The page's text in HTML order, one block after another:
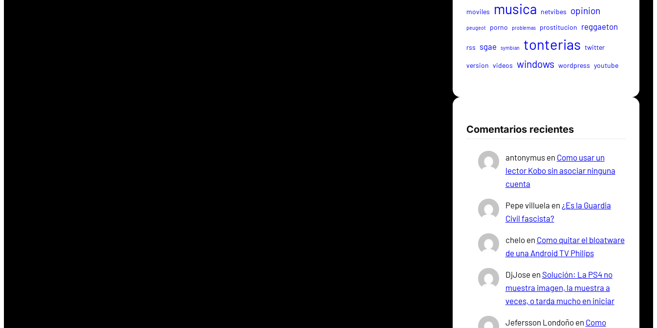
moviles musica netvibes opinion
peugeot porno problemas prostitucion reggaeton
rss sgae symbian tonterias twitter
version videos windows wordpress youtube
Comentarios recientes
antonymusen Como usar un
lector Kobo sin asociar ninguna
cuenta
Pepe villuela en ¿Es la Guardia
Civil fascista?
cheloen Como quitar el bloatware
de una Android TV Philips
DjJose en Solución: La PS4 no
muestra imagen, la muestra a
veces, o tarda mucho en iniciar
Jefersson Londoñoen Como